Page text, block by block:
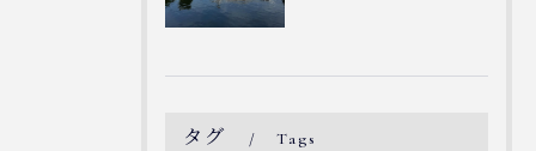
タグ Tags